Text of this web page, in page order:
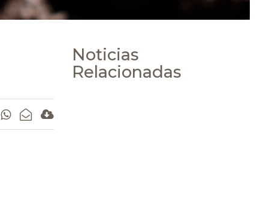
Noticias
Relacionadas